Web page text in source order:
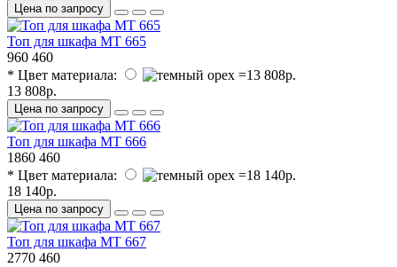
Цена по запросу
Топ для шкафа МТ 665
960 460
* Цвет материала:
13 808р.
Цена по запросу
Топ для шкафа МТ 666
1860 460
* Цвет материала:
18 140р.
Цена по запросу
Топ для шкафа МТ 667
2770 460